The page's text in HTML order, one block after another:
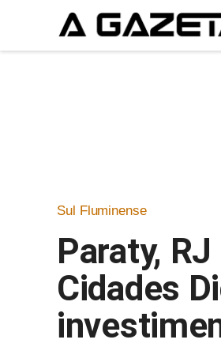
Sul Fluminense
Paraty,
Cidades